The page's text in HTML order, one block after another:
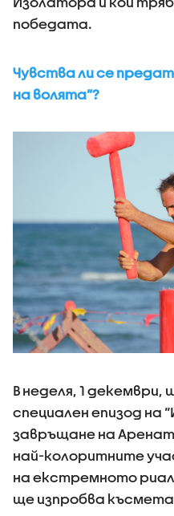
победата.
Чувства ли се
на волята”?
В неделя, 1 декември,
специален епизод на
завръщане на
най-колоритните
на екстремното
ще изпробва